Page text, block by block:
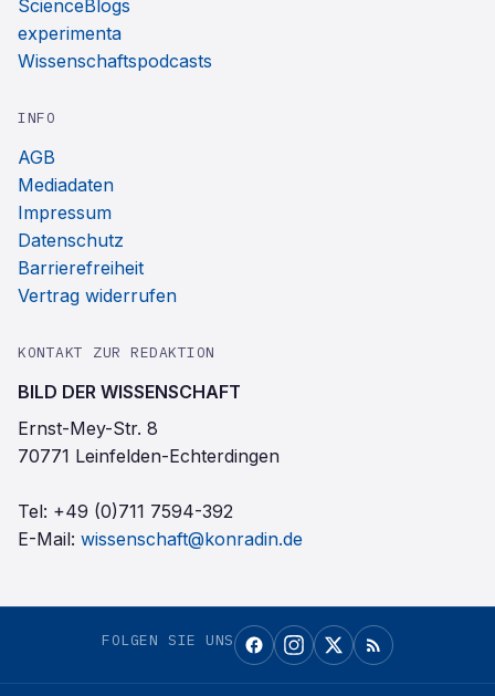
ScienceBlogs
experimenta
Wissenschaftspodcasts
INFO
AGB
Mediadaten
Impressum
Datenschutz
Barrierefreiheit
Vertrag widerrufen
KONTAKT ZUR REDAKTION
BILD DER WISSENSCHAFT
Ernst-Mey-Str. 8
70771 Leinfelden-Echterdingen
Tel: +49 (0)711 7594-392
E-Mail: wissenschaft@konradin.de
FOLGEN SIE UNS